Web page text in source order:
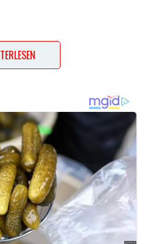
einen Kommentar am
eine Bewertung!
gemacht…
und abtropfen lassen.
schälen und grob
Schalotten und
Die Linsen und das
kurz mitdünsten. 600 ml